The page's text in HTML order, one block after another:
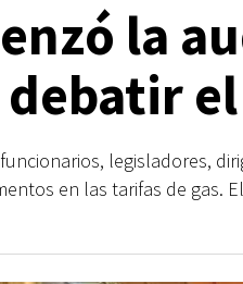
la
debatir
funcionarios, legisladores,
en las tarifas de gas.